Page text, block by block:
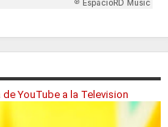
YouTube a la Television